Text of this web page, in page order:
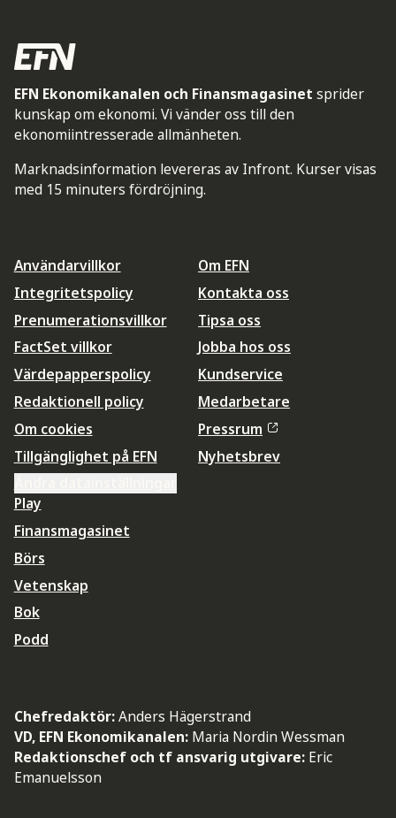
EFN Ekonomikanalen och Finansmagasinet sprider
kunskap om ekonomi. Vi vänder oss till den
ekonomiintresserade allmänheten.
Marknadsinformation levereras av Infront. Kurser visas
med 15 minuters fördröjning.
Användarvillkor
Integritetspolicy
Prenumerationsvillkor
FactSet villkor
Värdepapperspolicy
Redaktionell policy
Om cookies
Tillgänglighet på EFN
Om EFN
Kontakta oss
Tipsa oss
Jobba hos oss
Kundservice
Medarbetare
Pressrum
Nyhetsbrev
Play
Finansmagasinet
Börs
Vetenskap
Bok
Podd
Chefredaktör:Anders Hägerstrand
VD, EFN Ekonomikanalen: Maria Nordin Wessman
Redaktionschef och tf ansvarig utgivare: Eric
Emanuelsson